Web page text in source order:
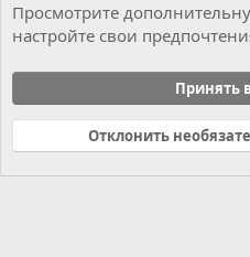
Cookies
Russian (RU)
Связь с нами
Условия и
Политика конфиденциальности
Просмотрите
настройте свои
Принять
Отклонить